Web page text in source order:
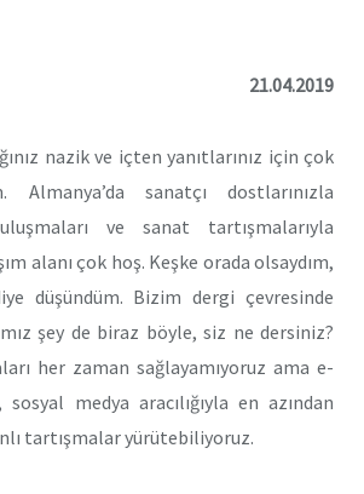
21.04.2019
nazik ve içten yanıtlarınız için çok
Almanya’da sanatçı dostlarınızla
ve sanat tartışmalarıyla
alanı çok hoş. Keşke orada olsaydım,
düşündüm. Bizim dergi çevresinde
şey de biraz böyle, siz ne dersiniz?
her zaman sağlayamıyoruz ama e-
medya aracılığıyla en azından
tartışmalar yürütebiliyoruz.